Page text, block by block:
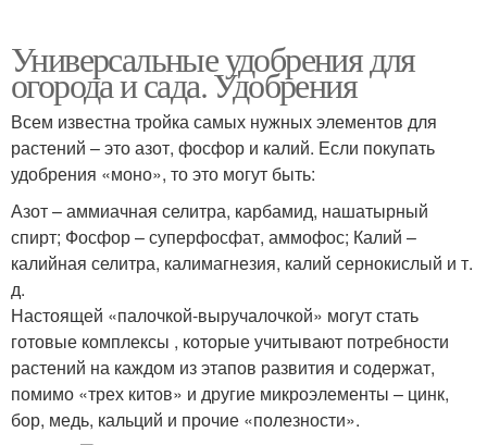
Универсальные удобрения для
огорода и сада. Удобрения
Всем известна тройка самых нужных элементов для
растений – это азот, фосфор и калий. Если покупать
удобрения «моно», то это могут быть:
Азот – аммиачная селитра, карбамид, нашатырный
спирт; Фосфор – суперфосфат, аммофос; Калий –
калийная селитра, калимагнезия, калий сернокислый и т.
д.
Настоящей «палочкой-выручалочкой» могут стать
готовые комплексы , которые учитывают потребности
растений на каждом из этапов развития и содержат,
помимо «трех китов» и другие микроэлементы – цинк,
бор, медь, кальций и прочие «полезности».